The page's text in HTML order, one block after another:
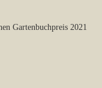
Gartenbuchpreis 2021